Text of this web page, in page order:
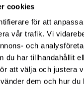
cookies
för att
vår trafik. Vi
och
du har tillhandahållit
att välja och
dem och hur du